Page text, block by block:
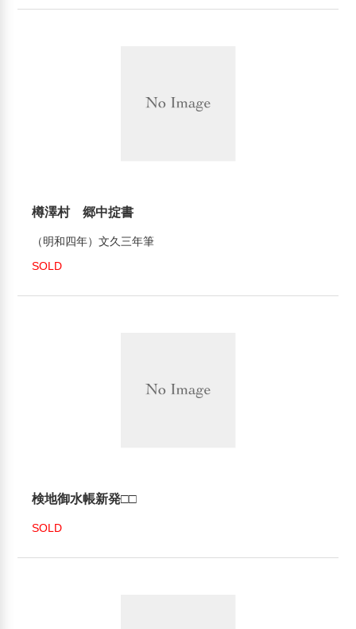
樽澤村 郷中掟書
（明和四年）文久三年筆
SOLD
検地御水帳新発□□
SOLD